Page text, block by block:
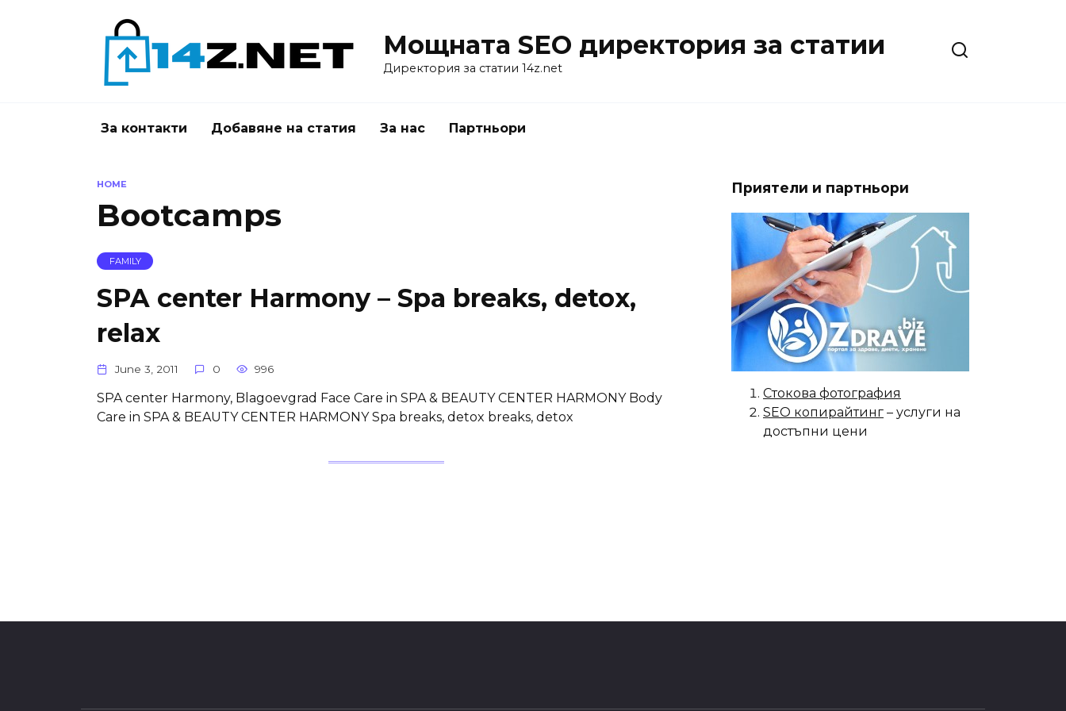
Мощната SEO директория за статии
Директория за статии 14z.net
За контакти Добавяне на статия За нас Партньори
HOME
Bootcamps
FAMILY
SPA center Harmony – Spa breaks, detox,
relax
June 3, 2011 0 996
SPA center Harmony, Blagoevgrad Face Care in SPA & BEAUTY CENTER HARMONY Body
Care in SPA & BEAUTY CENTER HARMONY Spa breaks, detox breaks, detox
Приятели и партньори
Стокова фотография
SEO копирайтинг – услуги на
достъпни цени